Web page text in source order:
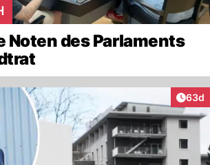
Noten des Parlaments
63d